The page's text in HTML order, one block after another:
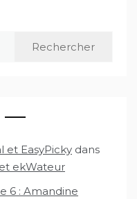
et EasyPicky dans
ekWateur
6 : Amandine